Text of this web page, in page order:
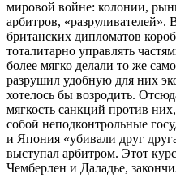
мировой войне: колонии,
арбитров, «разруливателей».
британских дипломатов
тоталитарно управлять
более мягко делали то же
разрушил удобную для них
хотелось бы возродить.
мягкость санкций против
собой неподконтрольные
и Япония «убивали друг
выступал арбитром. Этот
Чемберлен и Даладье,